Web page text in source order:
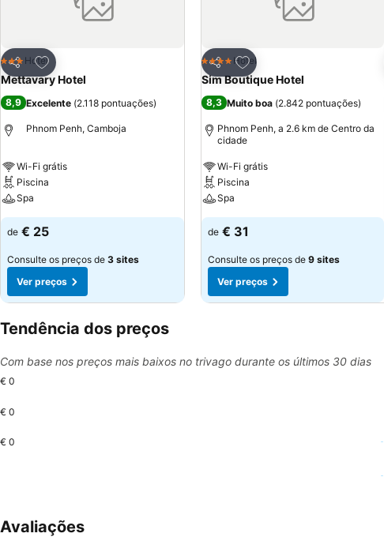
Partilhar
Adicionar aos favoritos
3 Estrelas
Hotel
Mettavary Hotel
8,9 Excelente (2.118 pontuações)
Phnom Penh, Camboja
Wi-Fi grátis
Piscina
Spa
de € 25
Consulte os preços de 3 sites
Ver preços
Partilhar
Adicionar aos favoritos
4 EstrelasHotel
Sim Boutique Hotel
8,3 Muito boa (2.842 pontuações)
Phnom Penh, a 2.6 km de Centro da
cidade
Wi-Fi grátis
Piscina
Spa
de € 31
Consulte os preços de 9 sites
Ver preços
Tendência dos preços
Com base nos preços mais baixos no trivago durante os últimos 30 dias
€ 0
€ 0
€ 0
Avaliações